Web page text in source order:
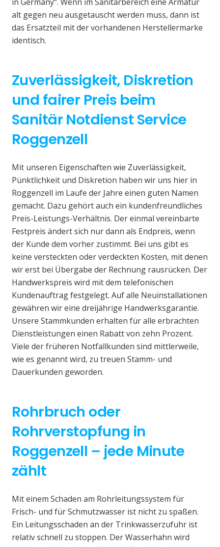
alt gegen neu ausgetauscht werden muss, dann ist
das Ersatzteil mit der vorhandenen Herstellermarke
identisch.
Zuverlässigkeit, Diskretion
und fairer Preis beim
Sanitär Notdienst Service
Roggenzell
Mit unseren Eigenschaften wie Zuverlässigkeit,
Pünktlichkeit und Diskretion haben wir uns hier in
Roggenzell im Laufe der Jahre einen guten Namen
gemacht. Dazu gehört auch ein kundenfreundliches
Preis-Leistungs-Verhältnis. Der einmal vereinbarte
Festpreis ändert sich nur dann als Endpreis, wenn
der Kunde dem vorher zustimmt. Bei uns gibt es
keine versteckten oder verdeckten Kosten, mit denen
wir erst bei Übergabe der Rechnung rausrücken. Der
Handwerkspreis wird mit dem telefonischen
Kundenauftrag festgelegt. Auf alle Neuinstallationen
gewähren wir eine dreijährige Handwerksgarantie.
Unsere Stammkunden erhalten für alle erbrachten
Dienstleistungen einen Rabatt von zehn Prozent.
Viele der früheren Notfallkunden sind mittlerweile,
wie es genannt wird, zu treuen Stamm- und
Dauerkunden geworden.
Rohrbruch oder
Rohrverstopfung in
Roggenzell – jede Minute
zählt
Mit einem Schaden am Rohrleitungssystem für
Frisch- und für Schmutzwasser ist nicht zu spaßen.
Ein Leitungsschaden an der Trinkwasserzufuhr ist
relativ schnell zu stoppen. Der Wasserhahn wird